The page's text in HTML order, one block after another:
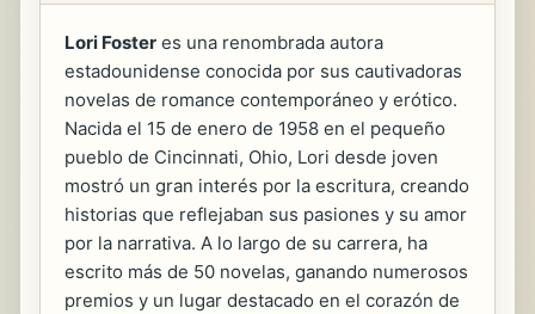
Lori Foster es una renombrada autora
estadounidense conocida por sus cautivadoras
novelas de romance contemporáneo y erótico.
Nacida el 15 de enero de 1958 en el pequeño
pueblo de Cincinnati, Ohio, Lori desde joven
mostró un gran interés por la escritura, creando
historias que reflejaban sus pasiones y su amor
por la narrativa. A lo largo de su carrera, ha
escrito más de 50 novelas, ganando numerosos
premios y un lugar destacado en el corazón de